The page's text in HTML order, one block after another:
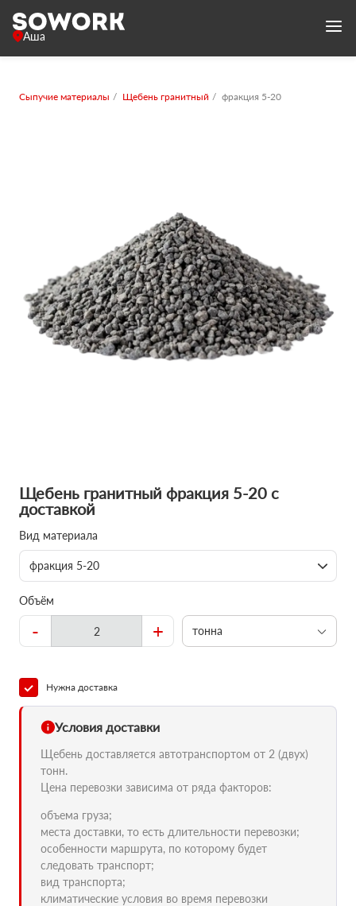
Аша
Сыпучие материалы Щебень гранитный фракция 5-20
Щебень гранитный фракция 5-20 с
доставкой
Вид материала
фракция 5-20
Объём
- + тонна
Нужна доставка
Условия доставки
Щебень доставляется автотранспортом от 2 (двух)
тонн.
Цена перевозки зависима от ряда факторов:
объема груза;
места доставки, то есть длительности перевозки;
особенности маршрута, по которому будет
следовать транспорт;
вид транспорта;
климатические условия во время перевозки